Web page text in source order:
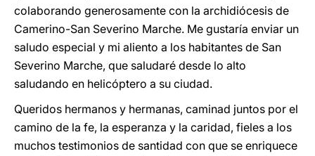
colaborando generosamente con la archidiócesis de
Camerino-San Severino Marche. Me gustaría enviar un
saludo especial y mi aliento a los habitantes de San
Severino Marche, que saludaré desde lo alto
saludando en helicóptero a su ciudad.
Queridos hermanos y hermanas, caminad juntos por el
camino de la fe, la esperanza y la caridad, fieles a los
muchos testimonios de santidad con que se enriquece